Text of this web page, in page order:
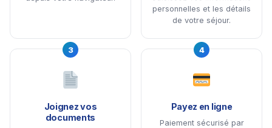
personnelles et les détails
de votre séjour.
3
Joignez vos
documents
4
Payez en ligne
Paiement sécurisé par